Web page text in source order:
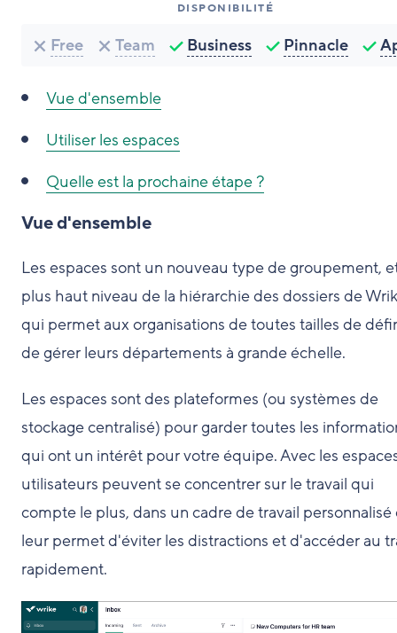
DISPONIBILITÉ
Free Team Business Pinnacle
Vue d'ensemble
Utiliser les espaces
Quelle est la prochaine étape ?
Vue d'ensemble
Les espaces sont un nouveau type de groupement,
plus haut niveau de la hiérarchie des dossiers de
qui permet aux organisations de toutes tailles de
de gérer leurs départements à grande échelle.
Les espaces sont des plateformes (ou systèmes de
stockage centralisé) pour garder toutes les
qui ont un intérêt pour votre équipe. Avec les
utilisateurs peuvent se concentrer sur le travail qui
compte le plus, dans un cadre de travail personnalisé
leur permet d'éviter les distractions et d'accéder au
rapidement.